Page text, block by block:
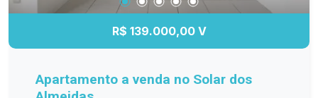
para receber sua família, esta é a oportunidade
ideal! Entre em contato e agende sua visita!
R$ 139.000,00 V
Apartamento a venda no Solar dos